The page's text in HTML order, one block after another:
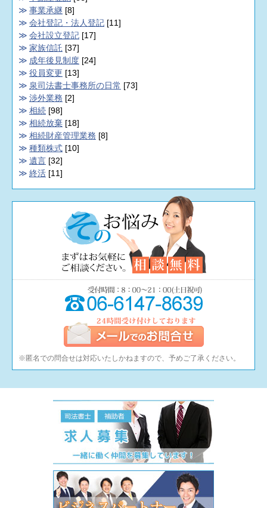
事業承継 [8]
会社登記・法人登記 [11]
会社設立登記 [17]
家族信託 [37]
成年後見制度 [24]
役員変更 [13]
泉司法書士事務所の日常 [73]
渉外業務 [2]
相続 [98]
相続放棄 [18]
相続財産管理業務 [8]
種類株式 [10]
遺言 [32]
終活 [11]
※匿名での問合せは対応いたしかねますので、予めご了承ください。